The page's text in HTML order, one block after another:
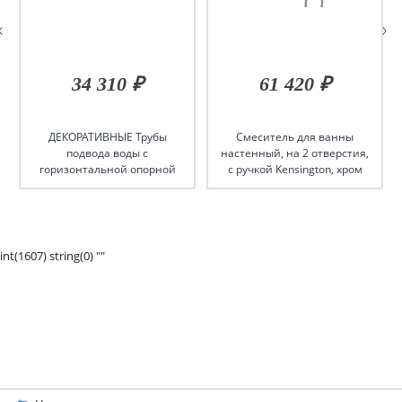
34 310 ₽
ДЕКОРАТИВНЫЕ Трубы
подвода воды с
горизонтальной опорной
рамой (Пара), цвет Хром
61 420 ₽
Смеситель для ванны
настенный, на 2 отверстия,
с ручкой Kensington, хром
int(1607) string(0) ""